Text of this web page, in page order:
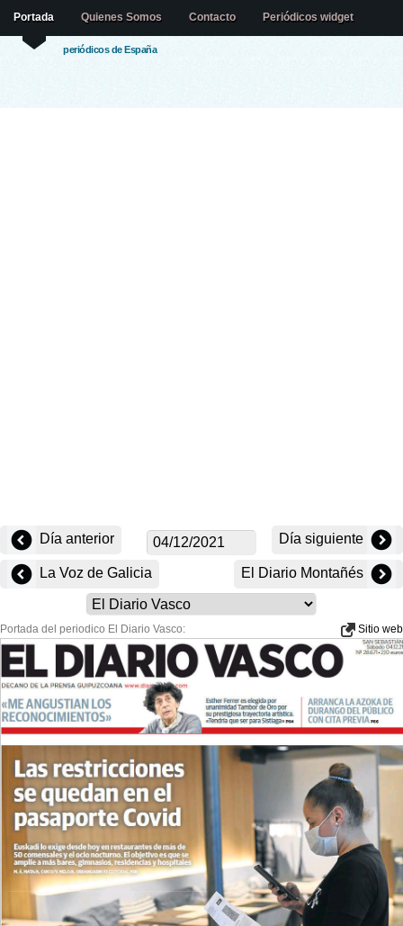
periódicos de España
Portada Quienes Somos Contacto Periódicos widget
Día anterior Día siguiente
La Voz de Galicia El Diario Montañés
Portada del periodico El Diario Vasco: Sitio web